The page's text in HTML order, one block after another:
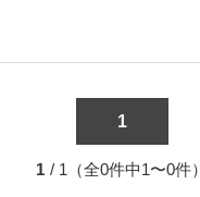
1
1 / 1（全0件中1〜0件）